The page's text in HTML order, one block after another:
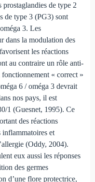
prostaglandies de type 2
de type 3 (PG3) sont
3. Les
dans la modulation des
les réactions
au contraire un rôle anti-
« correct »
6 / oméga 3 devrait
nos pays, il est
1 (Guesnet, 1995). Ce
des réactions
inflammatoires et
(Oddy, 2004).
eux aussi les réponses
des germes
d’une flore protectrice,